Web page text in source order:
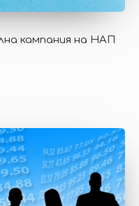
кампания на НАП